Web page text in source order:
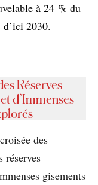
à 24 % du
2030.
Réserves
d’Immenses
des
réserves
gisements